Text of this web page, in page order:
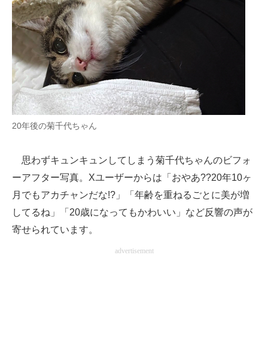
20年後の菊千代ちゃん
思わずキュンキュンしてしまう菊千代ちゃんのビフォ
ーアフター写真。Xユーザーからは「おやあ??20年10ヶ
月でもアカチャンだな!?」「年齢を重ねるごとに美が増
してるね」「20歳になってもかわいい」など反響の声が
寄せられています。
advertisement